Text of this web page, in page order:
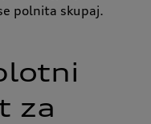
polnita skupaj.
za